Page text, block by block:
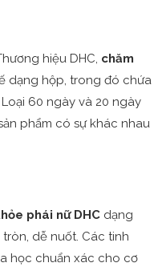
hiệu DHC, chăm
dạng hộp, trong đó chứa
60 ngày và 20 ngày
phẩm có sự khác nhau
phái nữ DHC dạng
dễ nuốt. Các tinh
học chuẩn xác cho cơ